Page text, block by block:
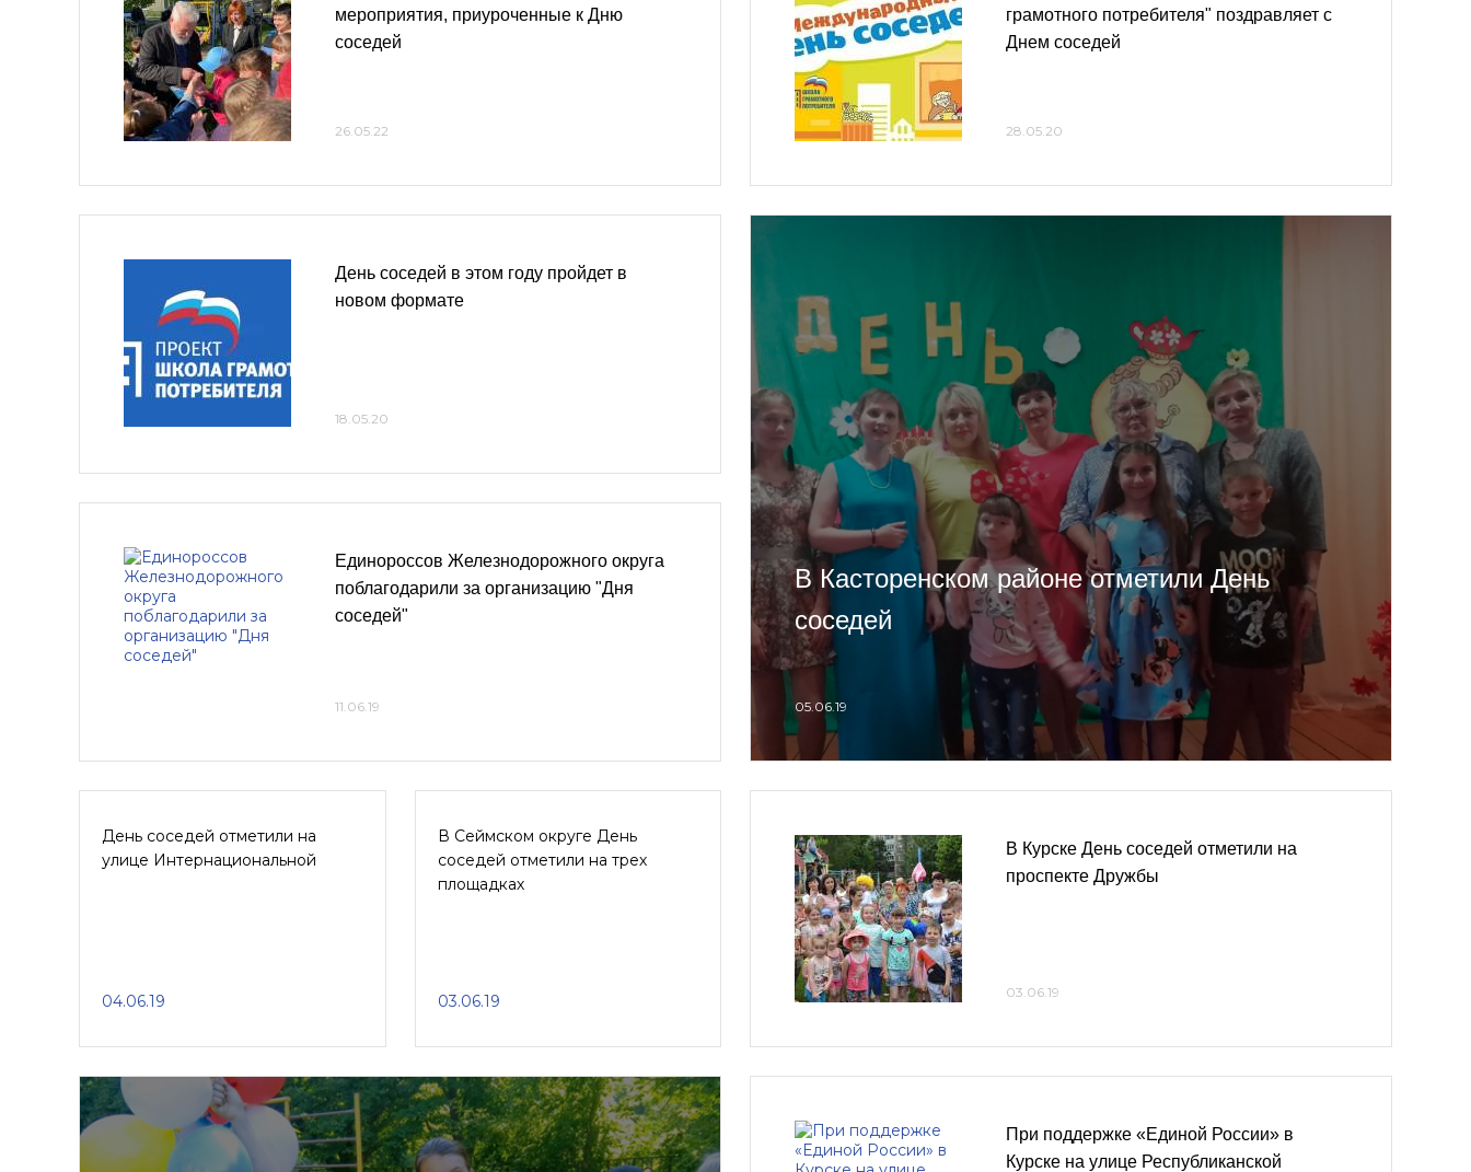
мероприятия, приуроченные к Дню
соседей
26.05.22
грамотного потребителя" поздравляет с
Днем соседей
28.05.20
День соседей в этом году пройдет в
новом формате
18.05.20
Единороссов Железнодорожного округа
поблагодарили за организацию "Дня
соседей"
11.06.19
В Касторенском районе отметили День
соседей
05.06.19
День соседей отметили на
улице Интернациональной
04.06.19
В Сеймском округе День
соседей отметили на трех
площадках
03.06.19
В Курске День соседей отметили на
проспекте Дружбы
03.06.19
При поддержке «Единой России» в
Курске на улице Республиканской